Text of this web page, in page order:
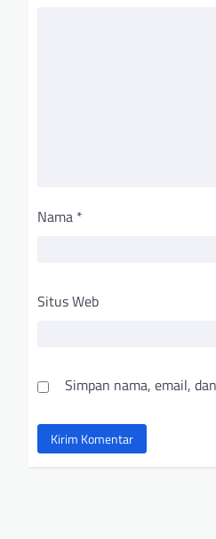
Nama *
Situs Web
Simpan nama, email,